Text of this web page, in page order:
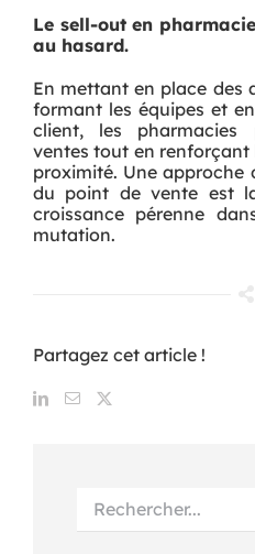
Le sell-out en
au hasard.
En mettant en place des
formant les équipes et
client, les pharmacies
ventes tout en renforçant
proximité. Une
du point de vente est
croissance pérenne
mutation.
Partagez cet article !